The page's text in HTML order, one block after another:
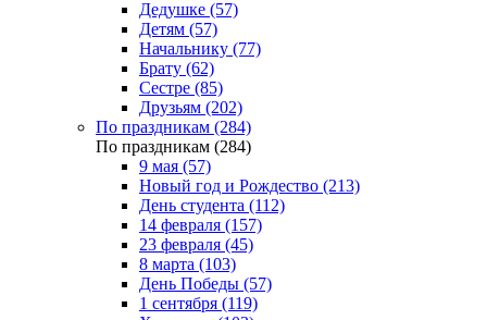
Дедушке (57)
Детям (57)
Начальнику (77)
Брату (62)
Сестре (85)
Друзьям (202)
По праздникам (284)
По праздникам (284)
9 мая (57)
Новый год и Рождество (213)
День студента (112)
14 февраля (157)
23 февраля (45)
8 марта (103)
День Победы (57)
1 сентября (119)